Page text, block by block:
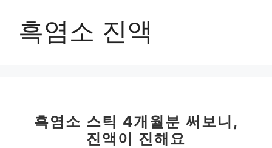
흑염소 진액
흑염소 스틱 4개월분 써보니,
진액이 진해요